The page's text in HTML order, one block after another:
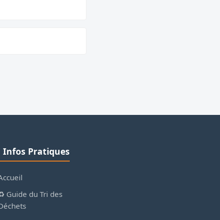
Infos Pratiques
Guide du Tri des